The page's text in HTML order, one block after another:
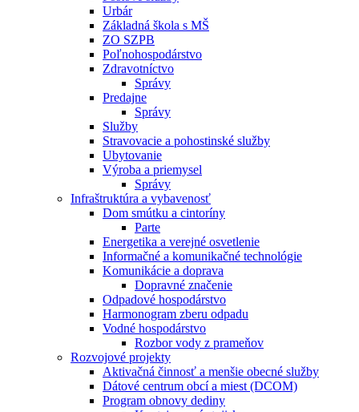
Urbár
Základná škola s MŠ
ZO SZPB
Poľnohospodárstvo
Zdravotníctvo
Správy
Predajne
Správy
Služby
Stravovacie a pohostinské služby
Ubytovanie
Výroba a priemysel
Správy
Infraštruktúra a vybavenosť
Dom smútku a cintoríny
Parte
Energetika a verejné osvetlenie
Informačné a komunikačné technológie
Komunikácie a doprava
Dopravné značenie
Odpadové hospodárstvo
Harmonogram zberu odpadu
Vodné hospodárstvo
Rozbor vody z prameňov
Rozvojové projekty
Aktivačná činnosť a menšie obecné služby
Dátové centrum obcí a miest (DCOM)
Program obnovy dediny